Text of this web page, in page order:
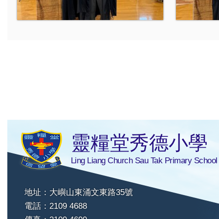
靈糧堂秀德小學
Ling Liang Church Sau Tak Primary School
地址：大嶼山東涌文東路35號
電話：2109 4688